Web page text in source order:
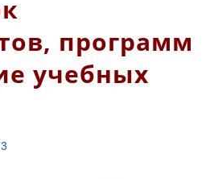
программ
учебных